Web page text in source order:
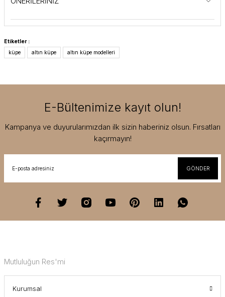
Etiketler :
küpe
altın küpe altın küpe modelleri
E-Bültenimize kayıt olun!
Kampanya ve duyurularımızdan ilk sizin haberiniz olsun. Fırsatları
kaçırmayın!
GÖNDER
Mutluluğun Res'mi
Kurumsal